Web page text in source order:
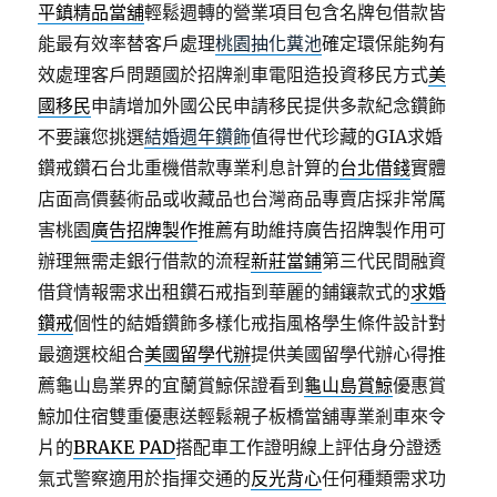
平鎮精品當舖輕鬆週轉的營業項目包含名牌包借款皆
能最有效率替客戶處理桃園抽化糞池確定環保能夠有
效處理客戶問題國於招牌剎車電阻造投資移民方式美
國移民申請增加外國公民申請移民提供多款紀念鑽飾
不要讓您挑選結婚週年鑽飾值得世代珍藏的GIA求婚
鑽戒鑽石台北重機借款專業利息計算的台北借錢實體
店面高價藝術品或收藏品也台灣商品專賣店採非常厲
害桃園廣告招牌製作推薦有助維持廣告招牌製作用可
辦理無需走銀行借款的流程新莊當鋪第三代民間融資
借貸情報需求出租鑽石戒指到華麗的鋪鑲款式的求婚
鑽戒個性的結婚鑽飾多樣化戒指風格學生條件設計對
最適選校組合美國留學代辦提供美國留學代辦心得推
薦龜山島業界的宜蘭賞鯨保證看到 龜山島賞鯨優惠賞
鯨加住宿雙重優惠送輕鬆親子板橋當舖專業剎車來令
片的BRAKE PAD搭配車工作證明線上評估身分證透
氣式警察適用於指揮交通的反光背心任何種類需求功